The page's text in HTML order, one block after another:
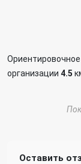
организации 4.5
Оставить